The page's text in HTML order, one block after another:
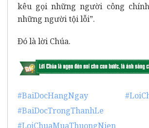
kêu gọi những người công
những người tội lỗi”.
Ðó là lời Chúa.
#BaiDocHangNgay
#BaiDocTrongThanhLe
#LoiChuaMuaThuongNien